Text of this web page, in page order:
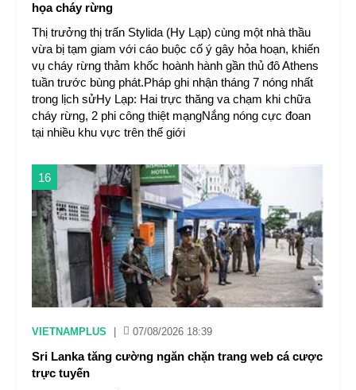
họa cháy rừng
Thị trưởng thị trấn Stylida (Hy Lạp) cùng một nhà thầu
vừa bị tạm giam với cáo buộc cố ý gây hỏa hoạn, khiến
vụ cháy rừng thảm khốc hoành hành gần thủ đô Athens
tuần trước bùng phát.Pháp ghi nhận tháng 7 nóng nhất
trong lịch sửHy Lạp: Hai trực thăng va chạm khi chữa
cháy rừng, 2 phi công thiệt mạngNắng nóng cực đoan
tại nhiều khu vực trên thế giới
16
VIETNAMPLUS 07/08/2026 18:39
Sri Lanka tăng cường ngăn chặn trang web cá cược
trực tuyến